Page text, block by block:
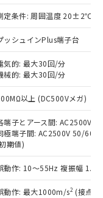
定条件: 周囲温度 20±2℃、
ッシュインPlus端子台
気的: 最大30回/分
械的: 最大30回/分
以上 (DC500Vメガ)
端子とアース間: AC2500V
極端子間: AC2500V 50/
期値)
動作: 10～55Hz 複振幅
動作: 最大1000m/s2 (接点
同意のうえ
器事業取扱
標準価格
の中には、
商品もある
会結果は、
の社内デー
であり、閲
庫および標
10物質）の
品を出す予
10物質）の
は確認中の
形物で、有
す。
場合などや
す。
臭化ビフェニル
中国RoHSの
す。
中国RoHSの
ます。
部門へお問
：
Cd(カドミウ
うち、外国
める商品
う）を輸出
合は、日本
役務取引許
な手続きを